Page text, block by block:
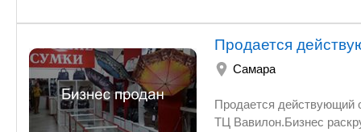
Продается
Самара
Продается действующий отдел по продаже сумок и
ТЦ Вавилон.Бизнес раскрученный и на первоначальном этапе не требует вложений, так как